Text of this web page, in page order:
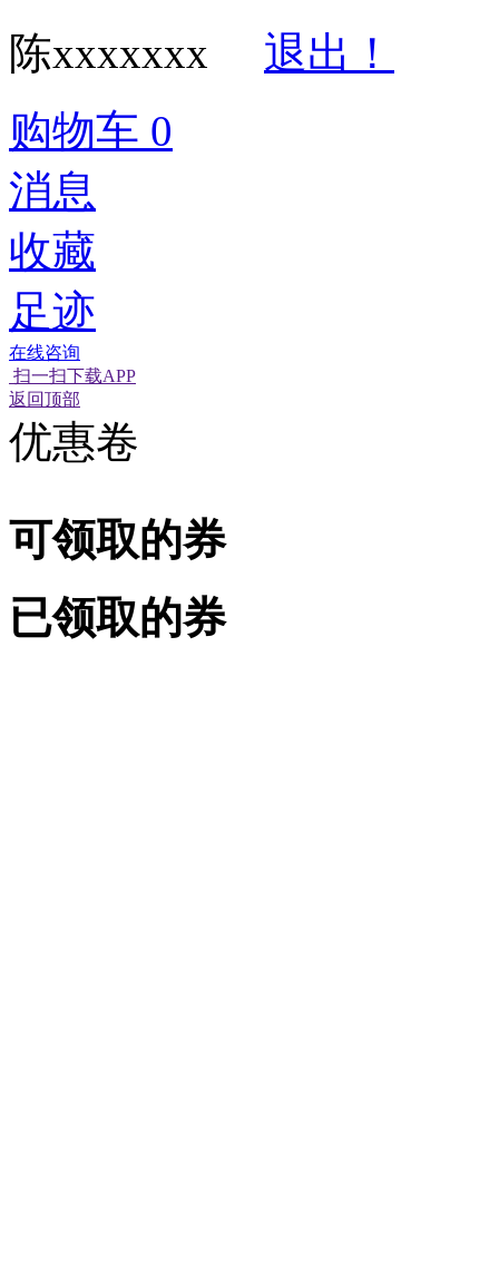
陈xxxxxxx
退出！
购物车 0
消息
收藏
足迹
在线咨询
扫一扫下载APP
返回顶部
优惠卷
可领取的券
已领取的券